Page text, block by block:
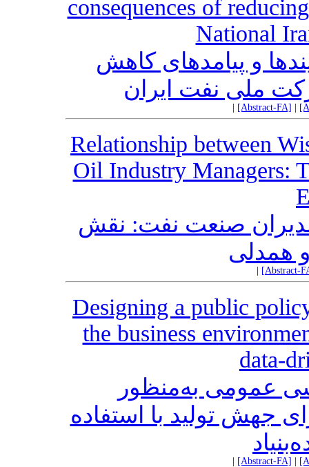
consequences of
National
و پیامدهای کاهش
ملی نفت ایران
[Abstract-FA]
Relationship between
Oil Industry Managers:
صنعت نفت: نقش
و همدلی
[Abstract-
Designing a public
the business
data-
عمومی به‌منظور
جهش تولید با استفاده
[Abstract-FA]